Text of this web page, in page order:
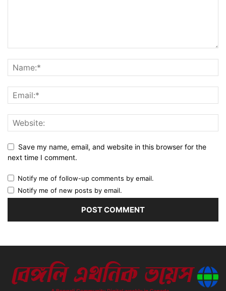
Save my name, email, and website in this browser for the
next time I comment.
Notify me of follow-up comments by email.
Notify me of new posts by email.